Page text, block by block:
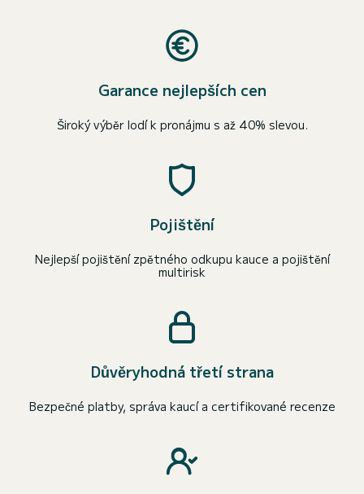
Garance nejlepších cen
Široký výběr lodí k pronájmu s až 40% slevou.
Pojištění
Nejlepší pojištění zpětného odkupu kauce a pojištění
multirisk
Důvěryhodná třetí strana
Bezpečné platby, správa kaucí a certifikované recenze